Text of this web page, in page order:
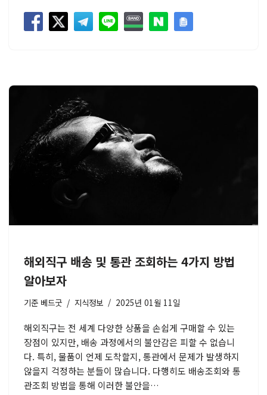
해외직구 배송 및 통관 조회하는 4가지 방법
알아보자
기준 베드굿 지식정보 2025년 01월 11일
해외직구는 전 세계 다양한 상품을 손쉽게 구매할 수 있는
장점이 있지만, 배송 과정에서의 불안감은 피할 수 없습니
다. 특히, 물품이 언제 도착할지, 통관에서 문제가 발생하지
않을지 걱정하는 분들이 많습니다. 다행히도 배송조회와 통
관조회 방법을 통해 이러한 불안을…